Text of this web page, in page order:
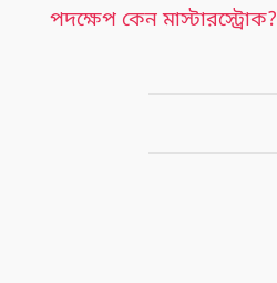
পদক্ষেপ কেন মাস্টারস্ট্রোক?